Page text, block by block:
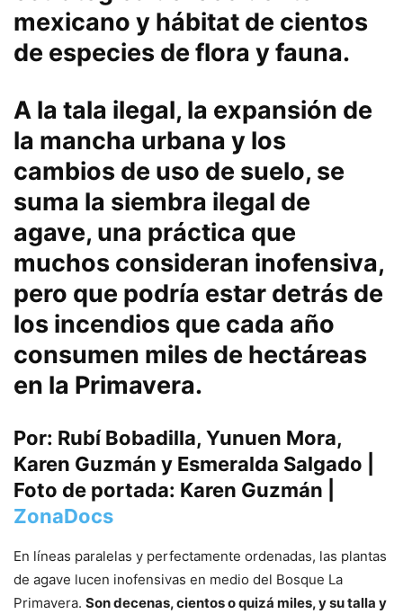
mexicano y hábitat de cientos
de especies de flora y fauna.
A la tala ilegal, la expansión de
la mancha urbana y los
cambios de uso de suelo, se
suma la siembra ilegal de
agave, una práctica que
muchos consideran inofensiva,
pero que podría estar detrás de
los incendios que cada año
consumen miles de hectáreas
en la Primavera.
Por: Rubí Bobadilla, Yunuen Mora,
Karen Guzmán y Esmeralda Salgado |
Foto de portada: Karen Guzmán |
ZonaDocs
En líneas paralelas y perfectamente ordenadas, las plantas
de agave lucen inofensivas en medio del Bosque La
Primavera. Son decenas, cientos o quizá miles, y su talla y